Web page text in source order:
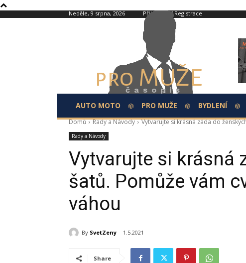
Neděle, 9 srpna, 2026 Přihlášení / Registrace
pro MUŽE
časopis
AUTO MOTO PRO MUŽE BYDLENÍ
Domů Rady a Návody Vytvarujte si krásná záda do
Rady a Návody
Vytvarujte si krásná
šatů. Pomůže vám
váhou
By SvetZeny 1.5.2021
Share